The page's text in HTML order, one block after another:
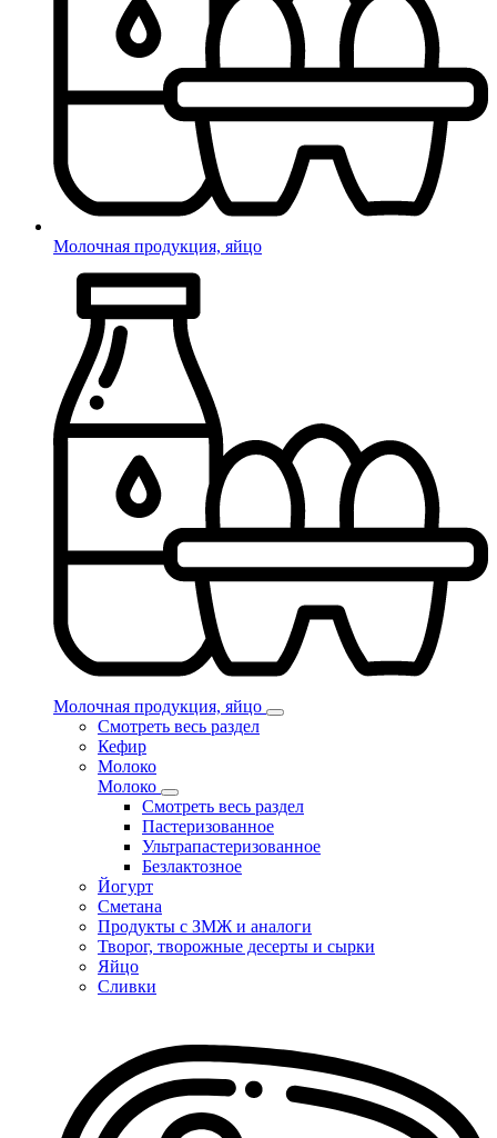
Молочная продукция, яйцо
Молочная продукция, яйцо
Смотреть весь раздел
Кефир
Молоко
Молоко
Смотреть весь раздел
Пастеризованное
Ультрапастеризованное
Безлактозное
Йогурт
Сметана
Продукты с ЗМЖ и аналоги
Творог, творожные десерты и сырки
Яйцо
Сливки